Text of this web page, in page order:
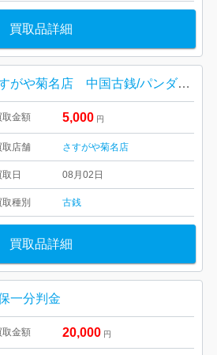
買取品詳細
さすがや菊名店 中国古銭/パンダ銅貨 高価買取しました！
取金額 5,000 円
取店舗 さすがや菊名店
取日 08月02日
取種別 古銭
買取品詳細
一分判金
取金額 20,000 円